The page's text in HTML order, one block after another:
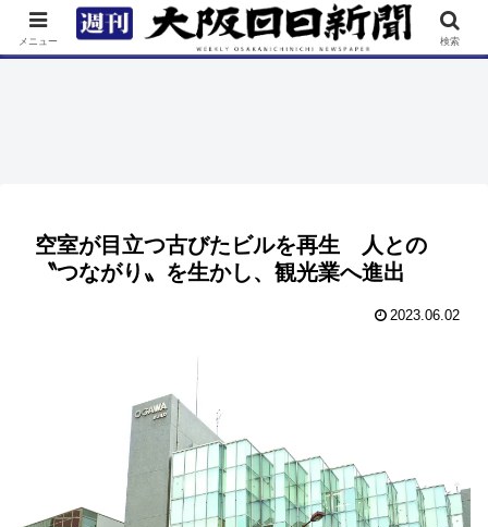
TOP 特集 ニュース 連載 街ネタ イベント
空室が目立つ古びたビルを再生 人との
〝つながり〟を生かし、観光業へ進出
2023.06.02
メニュー 検索